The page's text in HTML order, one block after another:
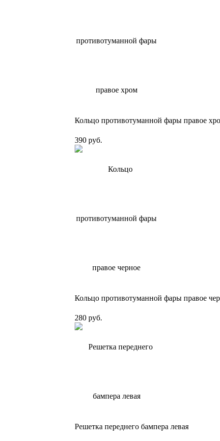
Кольцо противотуманной фары правое
390 руб.
Кольцо противотуманной фары правое
280 руб.
Решетка переднего бампера левая